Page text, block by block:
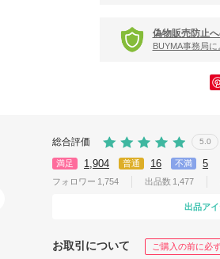
偽物販売防止
BUYMA事務局
総合評価 5.0
満足 1,904 普通 16 不満 5
フォロワー 1,754 出品数 1,477
出品ア
お取引について ご購入の前に必